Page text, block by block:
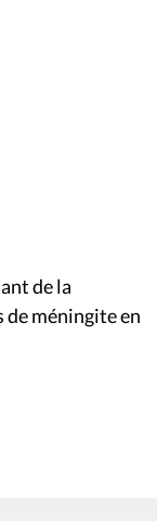
de la
de méningite en